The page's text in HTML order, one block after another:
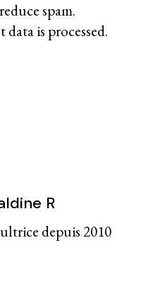
spam.
is processed.
R
depuis 2010